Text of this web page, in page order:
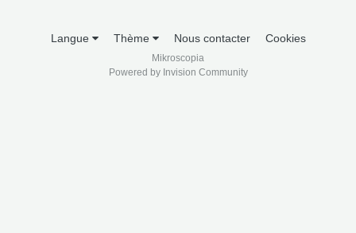
Langue Thème Nous contacter Cookies
Mikroscopia
Powered by Invision Community